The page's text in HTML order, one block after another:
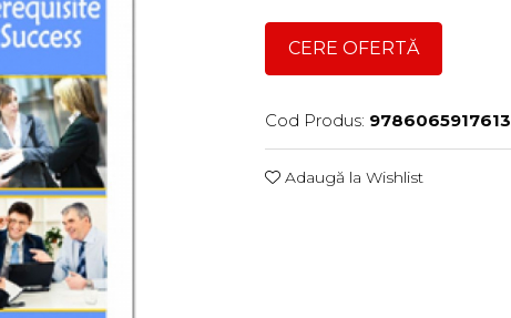
CERE OFERTĂ
Cod Produs: 9786065917613
Adaugă la Wishlist